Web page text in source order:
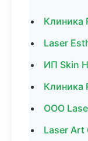
Клиника
Laser
ИП Skin
Клиника
ООО
Laser